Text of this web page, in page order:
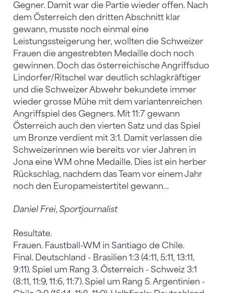
Gegner. Damit war die Partie wieder offen. Nach
dem Österreich den dritten Abschnitt klar
gewann, musste noch einmal eine
Leistungssteigerung her, wollten die Schweizer
Frauen die angestrebten Medaille doch noch
gewinnen. Doch das österreichische Angriffsduo
Lindorfer/Ritschel war deutlich schlagkräftiger
und die Schweizer Abwehr bekundete immer
wieder grosse Mühe mit dem variantenreichen
Angriffspiel des Gegners. Mit 11:7 gewann
Österreich auch den vierten Satz und das Spiel
um Bronze verdient mit 3:1. Damit verlassen die
Schweizerinnen wie bereits vor vier Jahren in
Jona eine WM ohne Medaille. Dies ist ein herber
Rückschlag, nachdem das Team vor einem Jahr
noch den Europameistertitel gewann…
Daniel Frei, Sportjournalist
Resultate.
Frauen. Faustball-WM in Santiago de Chile.
Final. Deutschland - Brasilien 1:3 (4:11, 5:11, 13:11,
9:11). Spiel um Rang 3. Österreich - Schweiz 3:1
(8:11, 11:9, 11:6, 11:7). Spiel um Rang 5. Argentinien -